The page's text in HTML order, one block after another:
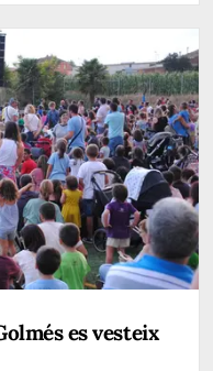
es vesteix